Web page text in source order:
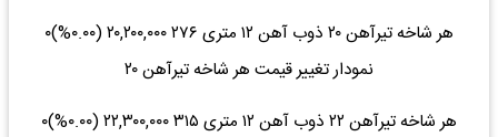
هر شاخه تیرآهن ۲۰ ذوب آهن ۱۲ متری ۲۷۶ ۲۰,۲۰۰,۰۰۰ (۰.۰۰%)۰
نمودار تغییر قیمت هر شاخه تیرآهن ۲۰
هر شاخه تیرآهن ۲۲ ذوب آهن ۱۲ متری ۳۱۵ ۲۲,۳۰۰,۰۰۰ (۰.۰۰%)۰